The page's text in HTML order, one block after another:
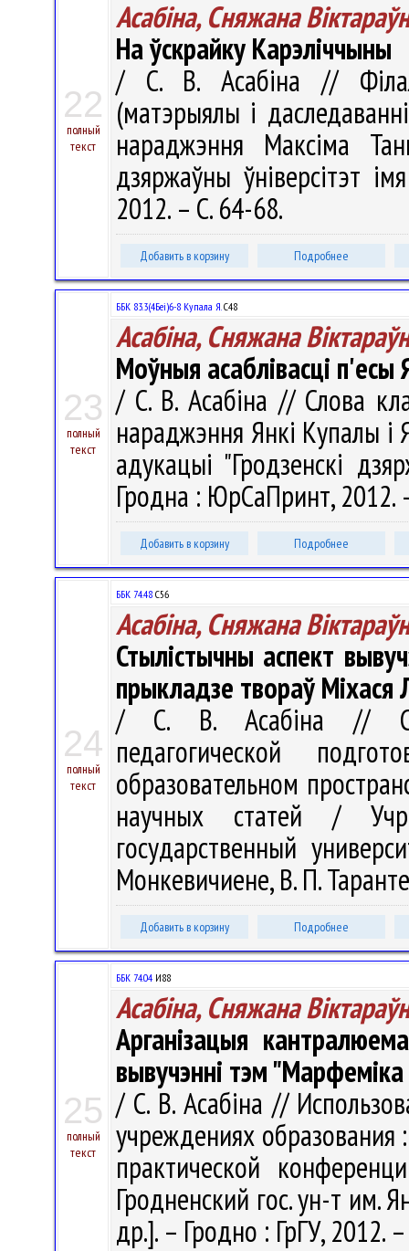
22
полный
текст
Асабіна, Сняжана
На ўскрайку Карэліччыны
/ С. В. Асабіна //
(матэрыялы і
нараджэння Максіма
дзяржаўны ўніверсітэт
2012. – С. 64-68.
Добавить в корзину Подробнее
23
полный
текст
ББК 83.3(4Беі)6-8 Купала Я.С48
Асабіна, Сняжана
Моўныя асаблівасці
/ С. В. Асабіна // Слова
нараджэння Янкі Купалы і
адукацыі "Гродзенскі
Гродна : ЮрСаПринт, 2012.
Добавить в корзину Подробнее
24
полный
текст
ББК 74.48 С56
Асабіна, Сняжана
Стылістычны аспект
прыкладзе твораў Міхася
/ С. В. Асабіна //
педагогической
образовательном
научных статей /
государственный
Монкевичиене, В. П.
Добавить в корзину Подробнее
25
полный
текст
ББК 74.04 И88
Асабіна, Сняжана
Арганізацыя
вывучэнні тэм
/ С. В. Асабіна //
учреждениях
практической
Гродненский гос. ун-т им.
др.]. – Гродно : ГрГУ, 2012.